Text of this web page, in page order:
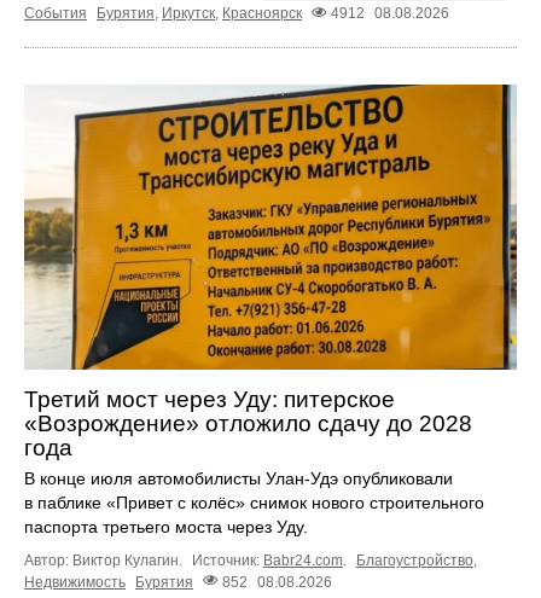
События
Бурятия, Иркутск, Красноярск 4912 08.08.2026
Третий мост через Уду: питерское
«Возрождение» отложило сдачу до 2028
года
В конце июля автомобилисты Улан-Удэ опубликовали
в паблике «Привет с колёс» снимок нового строительного
паспорта третьего моста через Уду.
Автор: Виктор Кулагин. Источник: Babr24.com. Благоустройство,
Недвижимость
Бурятия 852 08.08.2026